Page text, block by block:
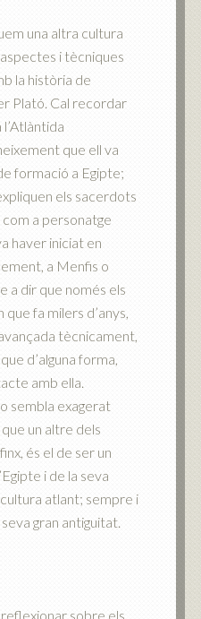
una altra cultura
i tècniques
la història de
Plató. Cal recordar
que ell va
formació a Egipte;
els sacerdots
a personatge
haver iniciat en
a Menfis o
a dir que només els
que fa milers d’anys,
tècnicament,
d’alguna forma,
amb ella.
sembla exagerat
un altre dels
és el de ser un
i de la seva
atlant; sempre i
gran antiguitat.
reflexionar sobre els